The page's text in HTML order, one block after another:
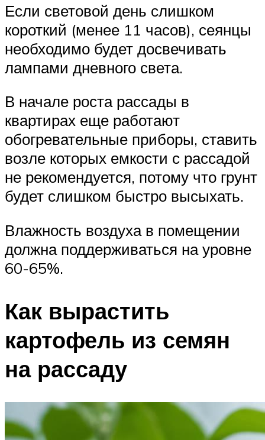
Если световой день слишком
короткий (менее 11 часов), сеянцы
необходимо будет досвечивать
лампами дневного света.
В начале роста рассады в
квартирах еще работают
обогревательные приборы, ставить
возле которых емкости с рассадой
не рекомендуется, потому что грунт
будет слишком быстро высыхать.
Влажность воздуха в помещении
должна поддерживаться на уровне
60-65%.
Как вырастить
картофель из семян
на рассаду